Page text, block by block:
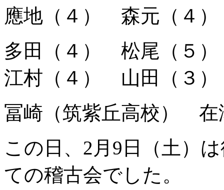
應地（４） 森元（４
多田（４） 松尾（５
江村（４） 山田（３
冨崎（筑紫丘高校）
この日、2月9日（土）
ての稽古会でした。